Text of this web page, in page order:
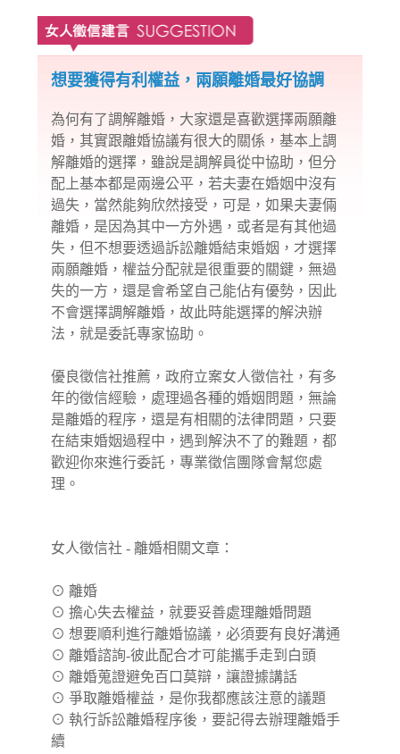
想要獲得有利權益，兩願離婚最好協調
為何有了調解離婚，大家還是喜歡選擇兩願離
婚，其實跟離婚協議有很大的關係，基本上調
解離婚的選擇，雖說是調解員從中協助，但分
配上基本都是兩邊公平，若夫妻在婚姻中沒有
過失，當然能夠欣然接受，可是，如果夫妻倆
離婚，是因為其中一方外遇，或者是有其他過
失，但不想要透過訴訟離婚結束婚姻，才選擇
兩願離婚，權益分配就是很重要的關鍵，無過
失的一方，還是會希望自己能佔有優勢，因此
不會選擇調解離婚，故此時能選擇的解決辦
法，就是委託專家協助。
優良徵信社推薦，政府立案女人徵信社，有多
年的徵信經驗，處理過各種的婚姻問題，無論
是離婚的程序，還是有相關的法律問題，只要
在結束婚姻過程中，遇到解決不了的難題，都
歡迎你來進行委託，專業徵信團隊會幫您處
理。
女人徵信社 - 離婚相關文章：
⊙離婚
⊙擔心失去權益，就要妥善處理離婚問題
⊙想要順利進行離婚協議，必須要有良好溝通
⊙離婚諮詢-彼此配合才可能攜手走到白頭
⊙離婚蒐證避免百口莫辯，讓證據講話
⊙爭取離婚權益，是你我都應該注意的議題
⊙執行訴訟離婚程序後，要記得去辦理離婚手
續